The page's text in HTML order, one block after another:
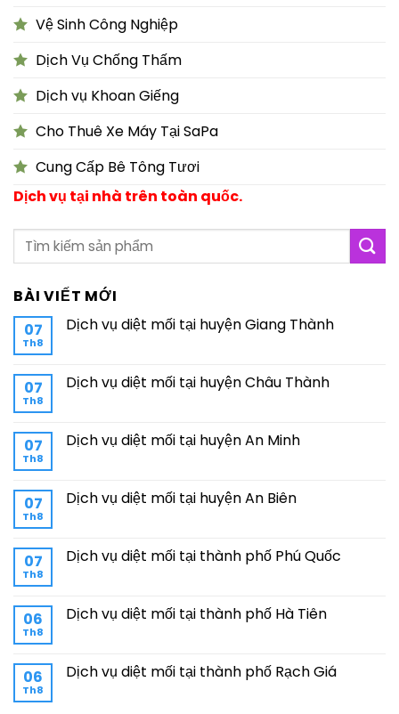
Vệ Sinh Công Nghiệp
Dịch Vụ Chống Thấm
Dịch vụ Khoan Giếng
Cho Thuê Xe Máy Tại SaPa
Cung Cấp Bê Tông Tươi
Dịch vụ tại nhà trên toàn quốc.
BÀI VIẾT MỚI
07
Th8
Dịch vụ diệt mối tại huyện Giang Thành
07
Th8
Dịch vụ diệt mối tại huyện Châu Thành
07
Th8
Dịch vụ diệt mối tại huyện An Minh
07
Th8
Dịch vụ diệt mối tại huyện An Biên
07
Th8
Dịch vụ diệt mối tại thành phố Phú Quốc
06
Th8
Dịch vụ diệt mối tại thành phố Hà Tiên
06
Th8
Dịch vụ diệt mối tại thành phố Rạch Giá